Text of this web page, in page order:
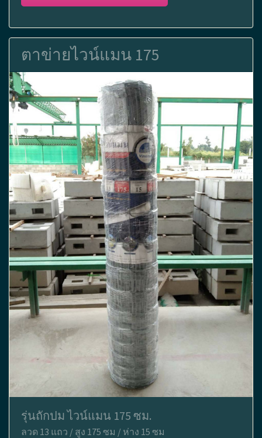
ตาข่ายไวน์แมน 175
รุ่นถักปม ไวน์แมน 175 ซม.
ลวด 13 แถว / สูง 175 ซม / ห่าง 15 ซม